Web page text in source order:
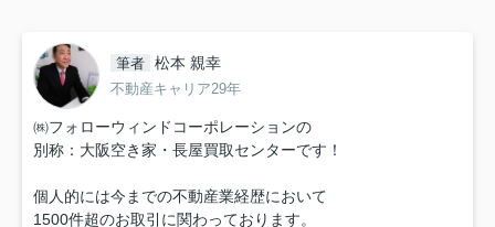
筆者 松本 親幸
不動産キャリア29年
㈱フォローウィンドコーポレーションの
別称：大阪空き家・長屋買取センターです！
個人的には今までの不動産業経歴において
1500件超のお取引に関わっております。